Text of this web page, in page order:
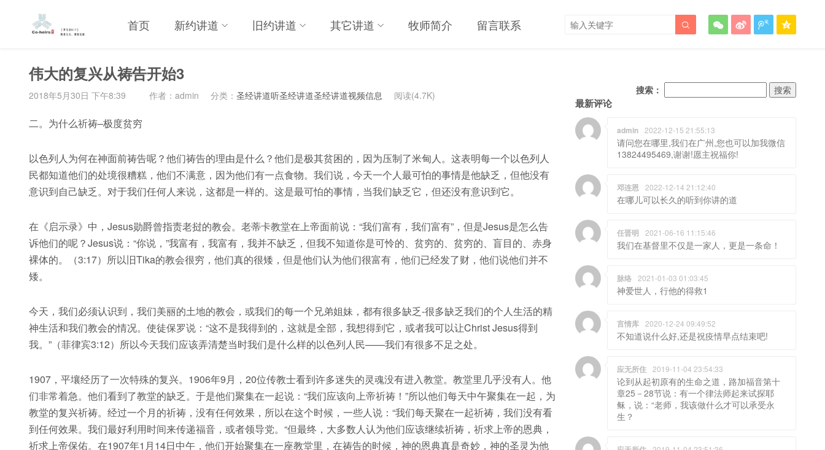
首页 新约讲道 旧约讲道 其它讲道 牧师简介 留言联系    

伟大的复兴从祷告开始3
2018年5月30日 下午8:39 作者：admin 分类： 圣经讲道听圣经讲道圣经讲道视频信息 阅读(4.7K)
二。为什么祈祷–极度贫穷
以色列人为何在神面前祷告呢？他们祷告的理由是什么？他们是极其贫困的，因为压制了米甸人。这表明每一个以色列人
民都知道他们的处境很糟糕，他们不满意，因为他们有一点食物。我们说，今天一个人最可怕的事情是他缺乏，但他没有
意识到自己缺乏。对于我们任何人来说，这都是一样的。这是最可怕的事情，当我们缺乏它，但还没有意识到它。
在《启示录》中，Jesus勋爵曾指责老挝的教会。老蒂卡教堂在上帝面前说：“我们富有，我们富有”，但是Jesus是怎么告
诉他们的呢？Jesus说：“你说，”我富有，我富有，我并不缺乏，但我不知道你是可怜的、贫穷的、贫穷的、盲目的、赤身
裸体的。（3:17）所以旧Tika的教会很穷，他们真的很矮，但是他们认为他们很富有，他们已经发了财，他们说他们并不
矮。
今天，我们必须认识到，我们美丽的土地的教会，或我们的每一个兄弟姐妹，都有很多缺乏-很多缺乏我们的个人生活的精
神生活和我们教会的情况。使徒保罗说：“这不是我得到的，这就是全部，我想得到它，或者我可以让Christ Jesus得到
我。”（菲律宾3:12）所以今天我们应该弄清楚当时我们是什么样的以色列人民——我们有很多不足之处。
1907，平壤经历了一次特殊的复兴。1906年9月，20位传教士看到许多迷失的灵魂没有进入教堂。教堂里几乎没有人。他
们非常着急。他们看到了教堂的缺乏。于是他们聚集在一起说：“我们应该向上帝祈祷！”所以他们每天中午聚集在一起，为
教堂的复兴祈祷。经过一个月的祈祷，没有任何效果，所以在这个时候，一些人说：“我们每天聚在一起祈祷，我们没有看
到任何效果。我们最好利用时间来传递福音，或者领导党。“但最终，大多数人认为他们应该继续祈祷，祈求上帝的恩典，
祈求上帝保佑。在1907年1月14日中午，他们开始聚集在一座教堂里，在祷告的时候，神的恩典真是奇妙，神的圣灵为他
搜索：
最新评论
admin 2022-12-15 21:55:13
请问您在哪里,我们在广州,您也可以加我微信
13824495469,谢谢!愿主祝福你!
邓连恩 2022-12-14 21:12:40
在哪儿可以长久的听到你讲的道
任晋明 2021-06-16 11:15:46
我们在基督里不仅是一家人，更是一条命！
脉络 2021-01-03 01:03:45
神爱世人，行他的得救1
言情库 2020-12-24 09:49:52
不知道说什么好,还是祝疫情早点结束吧!
应无所住 2019-11-04 23:54:33
论到从起初原有的生命之道，路加福音第十
章25－28节说：有一个律法师起来试探耶
稣，说：“老师，我该做什么才可以承受永
生？